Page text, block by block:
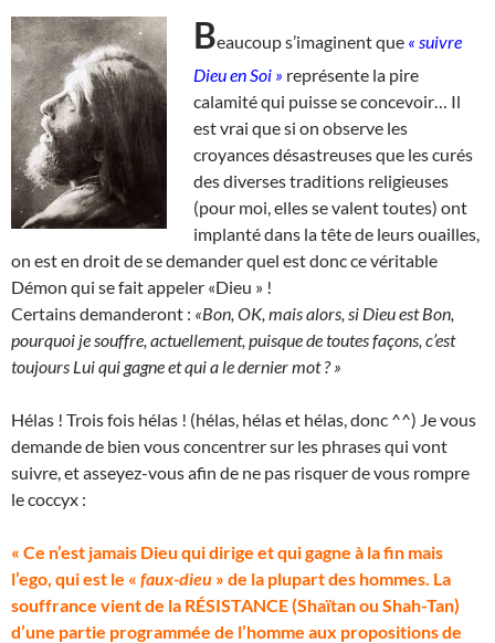
Beaucoup s’imaginent que « suivre
Dieu en Soi » représente la pire
calamité qui puisse se concevoir… Il
est vrai que si on observe les
croyances désastreuses que les curés
des diverses traditions religieuses
(pour moi, elles se valent toutes) ont
implanté dans la tête de leurs ouailles,
on est en droit de se demander quel est donc ce véritable
Démon qui se fait appeler «Dieu » !
Certains demanderont : «Bon, OK, mais alors, si Dieu est Bon,
pourquoi je souffre, actuellement, puisque de toutes façons, c’est
toujours Lui qui gagne et qui a le dernier mot ? »
Hélas ! Trois fois hélas ! (hélas, hélas et hélas, donc ^^) Je vous
demande de bien vous concentrer sur les phrases qui vont
suivre, et asseyez-vous afin de ne pas risquer de vous rompre
le coccyx :
« Ce n’est jamais Dieu qui dirige et qui gagne à la fin mais
l’ego, qui est le « faux-dieu » de la plupart des hommes. La
souffrance vient de la RÉSISTANCE (Shaïtan ou Shah-Tan)
d’une partie programmée de l’homme aux propositions de